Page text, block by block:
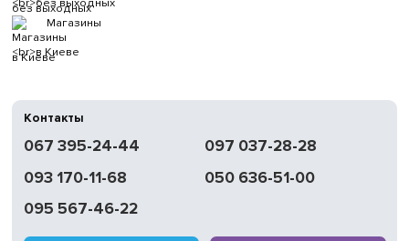
без выходных
Магазины
в Киеве
Контакты
067 395-24-44
097 037-28-28
093 170-11-68
050 636-51-00
095 567-46-22